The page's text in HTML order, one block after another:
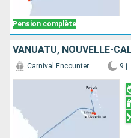
Pension complète
Carnival Encounter 9 j